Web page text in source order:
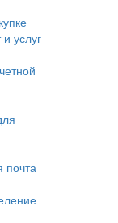
услуг
почта